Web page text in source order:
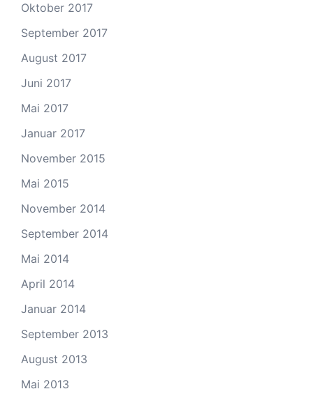
Oktober 2017
September 2017
August 2017
Juni 2017
Mai 2017
Januar 2017
November 2015
Mai 2015
November 2014
September 2014
Mai 2014
April 2014
Januar 2014
September 2013
August 2013
Mai 2013